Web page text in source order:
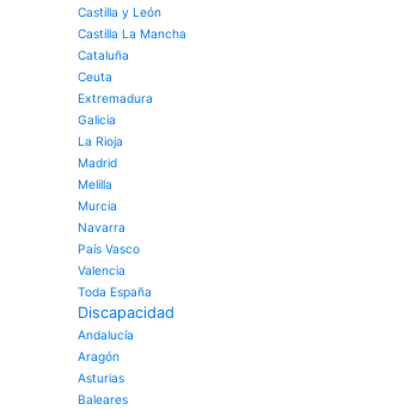
Castilla y León
Castilla La Mancha
Cataluña
Ceuta
Extremadura
Galicia
La Rioja
Madrid
Melilla
Murcia
Navarra
País Vasco
Valencia
Toda España
Discapacidad
Andalucía
Aragón
Asturias
Baleares